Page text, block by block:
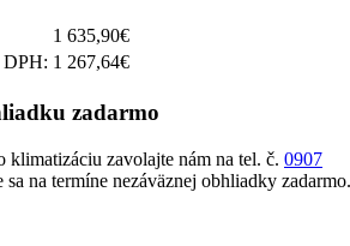
1 635,90€
1 267,64€
zadarmo
klimatizáciu zavolajte nám na tel. č. 0907
sa na termíne nezáväznej obhliadky zadarmo.